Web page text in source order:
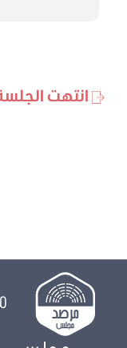
انتهت الجلسة